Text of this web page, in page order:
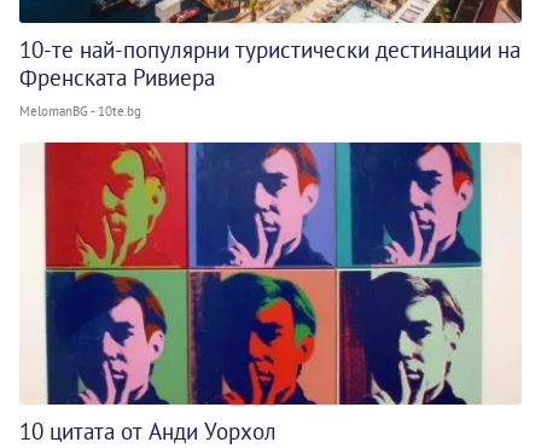
10-те най-популярни туристически дестинации на
Френската Ривиера
MelomanBG - 10te.bg
10 цитата от Анди Уорхол